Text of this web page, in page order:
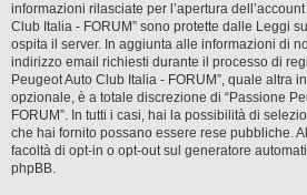
informazioni rilasciate per l’apertura
Club Italia - FORUM” sono protette dalle Leggi
ospita il server. In aggiunta alle informazioni di
indirizzo email richiesti durante il processo di
Peugeot Auto Club Italia - FORUM”, quale altra
opzionale, è a totale discrezione di “Passione
FORUM”. In tutti i casi, hai la possibilità di
che hai fornito possano essere rese pubbliche.
facoltà di opt-in o opt-out sul generatore
phpBB.